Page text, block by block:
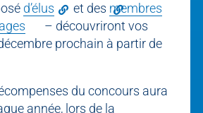
d’élus et des membres
– découvriront vos
prochain à partir de
du concours aura
année, lors de la